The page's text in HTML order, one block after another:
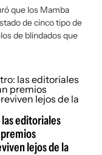
que los Mamba
de cinco tipo de
de blindados que
editoriales
lejos de la